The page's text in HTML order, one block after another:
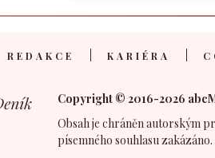
REDAKCE KARIÉRA
Copyright © 2016-2026
Obsah je chráněn autorským
písemného souhlasu zakázáno.